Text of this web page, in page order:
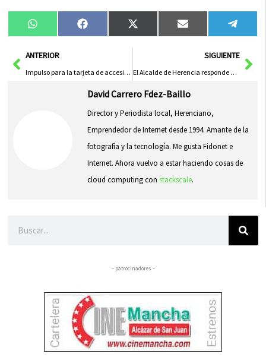
Compartir
en
WhatsAppCompartir
en
FacebookCompartir
en
X
(Twitter)
Compartir
en
Email
en
AntANTERIOR
Impulso para la tarjeta de accesibilidad también disponible para entidades y «por motivos de emergencia»
SIGUIENTE
El Alcalde de Herencia responde sobre las faltas de ortografía en redes sociales
David Carrero Fdez-Baillo
Director y Periodista local, Herenciano,
Emprendedor de Internet desde 1994. Amante de la
fotografía y la tecnología. Me gusta Fidonet e
Internet. Ahora vuelvo a estar haciendo cosas de
cloud computing con stackscale.
– patrocinadores –